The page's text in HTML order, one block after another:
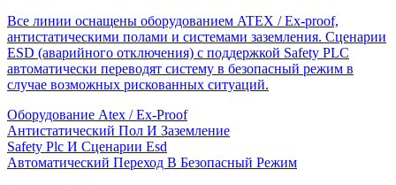
Все линии оснащены оборудованием ATEX / Ex-proof,
антистатическими полами и системами заземления. Сценарии
ESD (аварийного отключения) с поддержкой Safety PLC
автоматически переводят систему в безопасный режим в
случае возможных рискованных ситуаций.
Оборудование Atex / Ex-Proof
Антистатический Пол И Заземление
Safety Plc И Сценарии Esd
Автоматический Переход В Безопасный Режим